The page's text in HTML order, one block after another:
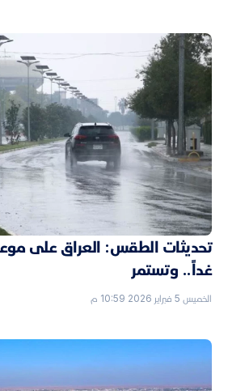
تحديثات الطقس: العراق على
غداً.. وتستمر
الخميس 5 فبراير 2026 10:59 م